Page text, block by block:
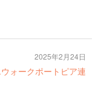
ォークポートピア連
2025年2月24日